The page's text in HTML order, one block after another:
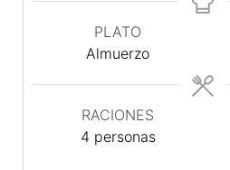
PLATO
Almuerzo
RACIONES
4 personas